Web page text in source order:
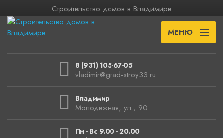
Строительство домов в Владимире
МЕНЮ
8 (931) 105-67-05
vladimir@grad-stroy33.ru
Владимир
Молодежная, ул., 90
Пн - Вс 9.00 - 20.00